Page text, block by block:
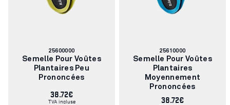
Numéro
d'article:
25600000
Semelle Pour Voûtes
Plantaires Peu
Prononcées
38.72€
TVA incluse
Numéro
d'article:
25610000
Semelle Pour Voûtes
Plantaires
Moyennement
Prononcées
38.72€